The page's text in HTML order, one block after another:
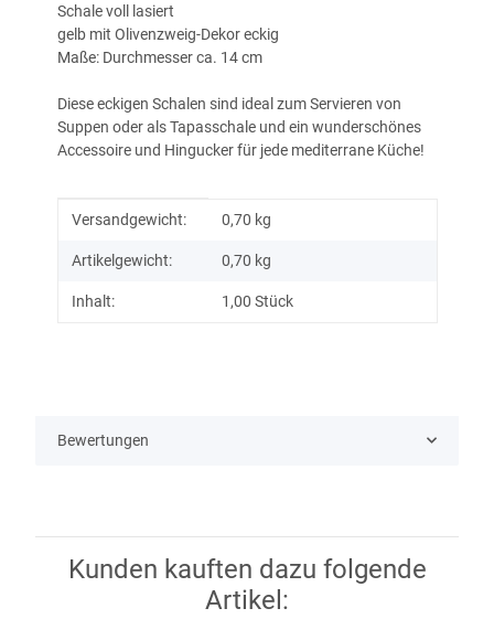
Schale voll lasiert
gelb mit Olivenzweig-Dekor eckig
Maße: Durchmesser ca. 14 cm
Diese eckigen Schalen sind ideal zum Servieren von
Suppen oder als Tapasschale und ein wunderschönes
Accessoire und Hingucker für jede mediterrane Küche!
Produkteigenschaft
Wert
Versandgewicht: 0,70 kg
Artikelgewicht: 0,70 kg
Inhalt: 1,00 Stück
Bewertungen
Kunden kauften dazu folgende
Artikel: